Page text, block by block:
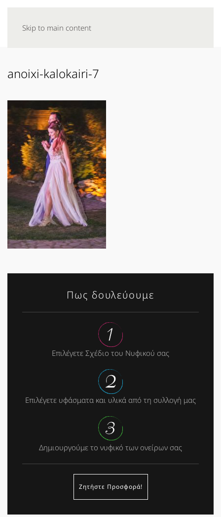
Skip to main content
anoixi-kalokairi-7
Πως δουλεύουμε
Επιλέγετε Σχέδιο του Νυφικού σας
Επιλέγετε υφάσματα και υλικά από τη συλλογή μας
Δημιουργούμε το νυφικό των ονείρων σας
Ζητήστε Προσφορά!